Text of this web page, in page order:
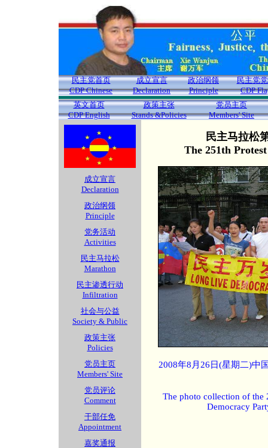
民主党首页
CDP Chinese
成立宣言
Declaration
政治纲领
Principle
民主党
CDP
英文首页
CDP English
政策主张
Stands &Policies
党员主页
Members' Site
成立宣言
Declaration
政治纲领
Principle
党务活动
Activities
民主马拉松
Marathon
民主渗透行动
Infiltration
社会与公益
Society & Public
政策主张
Policies
党员主页
Members' Site
党员评论
Comment
干部任免
Appointment
嘉奖通报
民主马拉松
The 251th
2008年8月26日(星期二)中
The photo collection of the
Democracy